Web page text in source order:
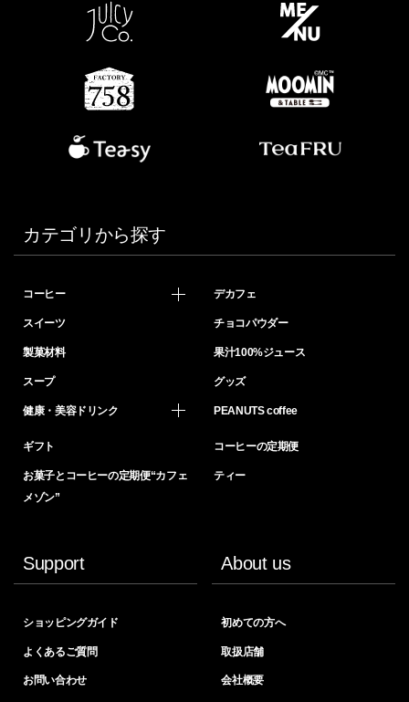
カテゴリから探す
コーヒー デカフェ
スイーツ チョコパウダー
製菓材料 果汁100%ジュース
スープ グッズ
健康・美容ドリンク PEANUTS coffee
ギフト コーヒーの定期便
お菓子とコーヒーの定期便“カフェ
メゾン”
ティー
Support
ショッピングガイド
よくあるご質問
お問い合わせ
About us
初めての方へ
取扱店舗
会社概要